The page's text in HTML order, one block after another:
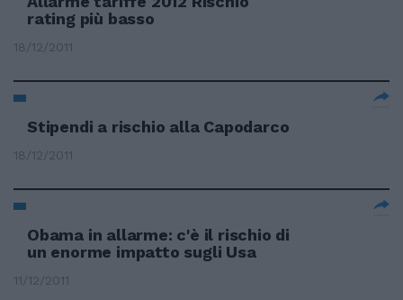
rating più basso
18/12/2011
Stipendi a rischio alla Capodarco
18/12/2011
Obama in allarme: c'è il rischio di
un enorme impatto sugli Usa
11/12/2011